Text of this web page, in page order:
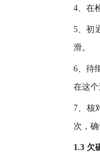
4、在
5、初
滑。
6、待
在这
7、核
次，
1.3 欠